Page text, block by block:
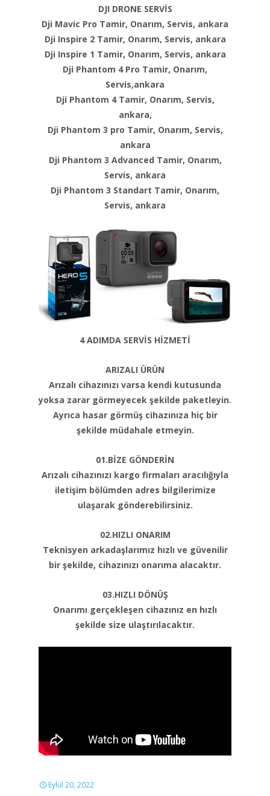
DJI DRONE SERVİS
Dji Mavic Pro Tamir, Onarım, Servis, ankara
Dji Inspire 2 Tamir, Onarım, Servis, ankara
Dji Inspire 1 Tamir, Onarım, Servis, ankara
Dji Phantom 4 Pro Tamir, Onarım,
Servis,ankara
Dji Phantom 4 Tamir, Onarım, Servis,
ankara,
Dji Phantom 3 pro Tamir, Onarım, Servis,
ankara
Dji Phantom 3 Advanced Tamir, Onarım,
Servis, ankara
Dji Phantom 3 Standart Tamir, Onarım,
Servis, ankara
4 ADIMDA SERVİS HİZMETİ
ARIZALI ÜRÜN
Arızalı cihazınızı varsa kendi kutusunda
yoksa zarar görmeyecek şekilde paketleyin.
Ayrıca hasar görmüş cihazınıza hiç bir
şekilde müdahale etmeyin.
01.BİZE GÖNDERİN
Arızalı cihazınızı kargo firmaları aracılığıyla
iletişim bölümden adres bilgilerimize
ulaşarak gönderebilirsiniz.
02.HIZLI ONARIM
Teknisyen arkadaşlarımız hızlı ve güvenilir
bir şekilde, cihazınızı onarıma alacaktır.
03.HIZLI DÖNÜŞ
Onarımı gerçekleşen cihazınız en hızlı
şekilde size ulaştırılacaktır.
Eylül 20, 2022